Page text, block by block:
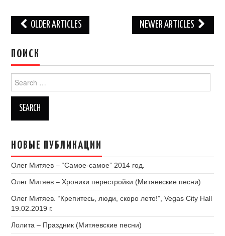
Post
navigation
OLDER ARTICLES NEWER ARTICLES
ПОИСК
for:
НОВЫЕ ПУБЛИКАЦИИ
Олег Митяев – “Самое-самое” 2014 год.
Олег Митяев – Хроники перестройки (Митяевские песни)
Олег Митяев. “Крепитесь, люди, скоро лето!”, Vegas City Hall
19.02.2019 г.
Лолита – Праздник (Митяевские песни)